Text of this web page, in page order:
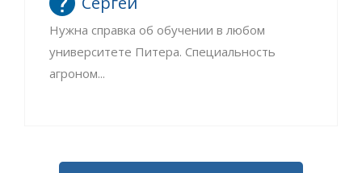
Нужна справка об обучении в любом
университете Питера. Специальность
агроном...